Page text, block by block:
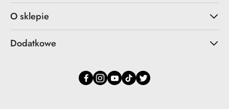
O sklepie
Dodatkowe